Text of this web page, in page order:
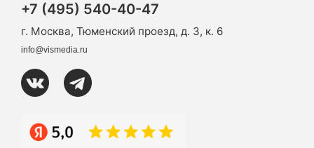
+7 (495) 540-40-47
г. Москва, Тюменский проезд, д. 3, к. 6
info@vismedia.ru